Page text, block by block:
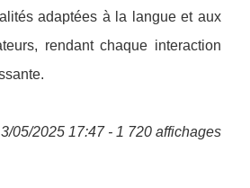
adaptées à la langue et aux
rendant chaque interaction
05/2025 17:47 - 1 720 affichages